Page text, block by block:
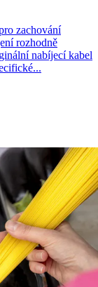
zachování
rozhodně
nabíjecí kabel